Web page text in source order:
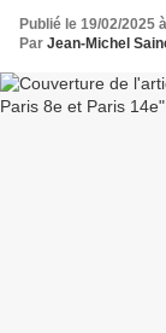
Publié le 19/02/2025
Par Jean-Michel